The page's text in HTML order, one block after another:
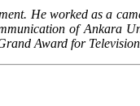
He worked as a
of Ankara
Award for